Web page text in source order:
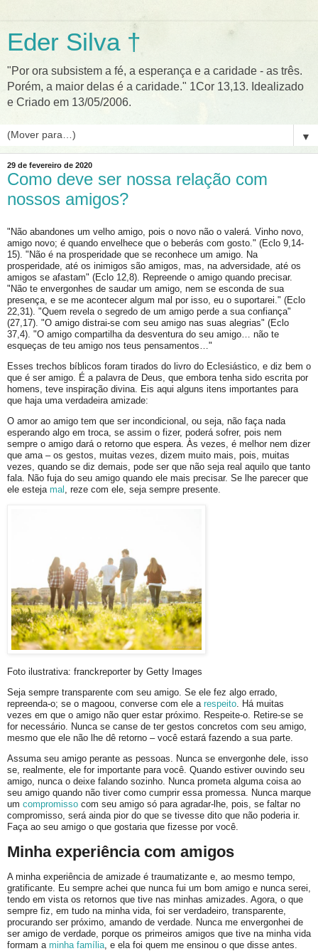
Eder Silva †
"Por ora subsistem a fé, a esperança e a caridade - as três.
Porém, a maior delas é a caridade." 1Cor 13,13. Idealizado
e Criado em 13/05/2006.
▼
29 de fevereiro de 2020
Como deve ser nossa relação com
nossos amigos?
"Não abandones um velho amigo, pois o novo não o valerá. Vinho novo,
amigo novo; é quando envelhece que o beberás com gosto." (Eclo 9,14-
15). "Não é na prosperidade que se reconhece um amigo. Na
prosperidade, até os inimigos são amigos, mas, na adversidade, até os
amigos se afastam" (Eclo 12,8). Repreende o amigo quando precisar.
"Não te envergonhes de saudar um amigo, nem se esconda de sua
presença, e se me acontecer algum mal por isso, eu o suportarei." (Eclo
22,31). "Quem revela o segredo de um amigo perde a sua confiança"
(27,17). "O amigo distrai-se com seu amigo nas suas alegrias" (Eclo
37,4). "O amigo compartilha da desventura do seu amigo… não te
esqueças de teu amigo nos teus pensamentos…"
Esses trechos bíblicos foram tirados do livro do Eclesiástico, e diz bem o
que é ser amigo. É a palavra de Deus, que embora tenha sido escrita por
homens, teve inspiração divina. Eis aqui alguns itens importantes para
que haja uma verdadeira amizade:
O amor ao amigo tem que ser incondicional, ou seja, não faça nada
esperando algo em troca, se assim o fizer, poderá sofrer, pois nem
sempre o amigo dará o retorno que espera. Às vezes, é melhor nem dizer
que ama – os gestos, muitas vezes, dizem muito mais, pois, muitas
vezes, quando se diz demais, pode ser que não seja real aquilo que tanto
fala. Não fuja do seu amigo quando ele mais precisar. Se lhe parecer que
ele esteja mal , reze com ele, seja sempre presente.
Foto ilustrativa: franckreporter by Getty Images
Seja sempre transparente com seu amigo. Se ele fez algo errado,
repreenda-o; se o magoou, converse com ele a respeito . Há muitas
vezes em que o amigo não quer estar próximo. Respeite-o. Retire-se se
for necessário. Nunca se canse de ter gestos concretos com seu amigo,
mesmo que ele não lhe dê retorno – você estará fazendo a sua parte.
Assuma seu amigo perante as pessoas. Nunca se envergonhe dele, isso
se, realmente, ele for importante para você. Quando estiver ouvindo seu
amigo, nunca o deixe falando sozinho. Nunca prometa alguma coisa ao
seu amigo quando não tiver como cumprir essa promessa. Nunca marque
um compromisso com seu amigo só para agradar-lhe, pois, se faltar no
compromisso, será ainda pior do que se tivesse dito que não poderia ir.
Faça ao seu amigo o que gostaria que fizesse por você.
Minha experiência com amigos
A minha experiência de amizade é traumatizante e, ao mesmo tempo,
gratificante. Eu sempre achei que nunca fui um bom amigo e nunca serei,
tendo em vista os retornos que tive nas minhas amizades. Agora, o que
sempre fiz, em tudo na minha vida, foi ser verdadeiro, transparente,
procurando ser próximo, amando de verdade. Nunca me envergonhei de
ser amigo de verdade, porque os primeiros amigos que tive na minha vida
formam a minha família , e ela foi quem me ensinou o que disse antes.